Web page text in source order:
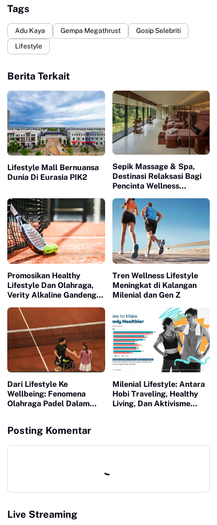
Tags
Adu Kaya Gempa Megathrust
Gosip Selebriti
Lifestyle
Berita Terkait
Lifestyle Mall Bernuansa
Dunia Di Eurasia PIK2
Sepik Massage & Spa,
Destinasi Relaksasi Bagi
Pencinta Wellness
Promosikan Healthy
Lifestyle Dan Olahraga,
Verity Alkaline Gandeng
Eightiespadelclub
Tren Wellness Lifestyle
Meningkat di Kalangan
Milenial dan Gen Z
Dari Lifestyle Ke
Wellbeing: Fenomena
Olahraga Padel Dalam
Milenial Lifestyle: Antara
Hobi Traveling, Healthy
Living, Dan Aktivisme
Posting Komentar
Live Streaming